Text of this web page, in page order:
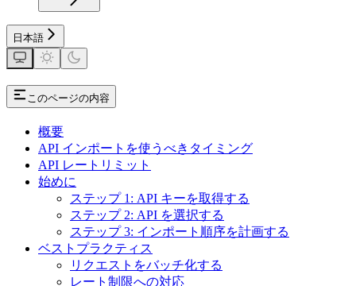
日本語
このページの内容
概要
API インポートを使うべきタイミング
API レートリミット
始めに
ステップ 1: API キーを取得する
ステップ 2: API を選択する
ステップ 3: インポート順序を計画する
ベストプラクティス
リクエストをバッチ化する
レート制限への対応